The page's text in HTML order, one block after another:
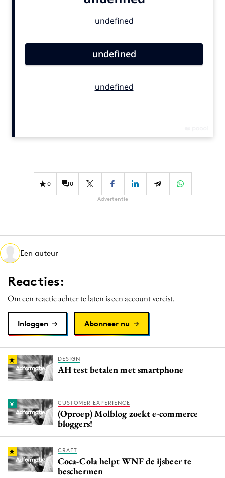
Gedragsverandering
Influencer marketing
Media
Merkstrategie
PR
Programmatic
Purpose Marketing
Reputatie & crisis
0 0
Advertentie
Een auteur
Reacties:
Om een reactie achter te laten is een account vereist.
Inloggen Abonneer nu
DESIGN
AH test betalen met smartphone
CUSTOMER EXPERIENCE
(Oproep) Molblog zoekt e-commerce
bloggers!
CRAFT
Coca-Cola helpt WNF de ijsbeer te
beschermen